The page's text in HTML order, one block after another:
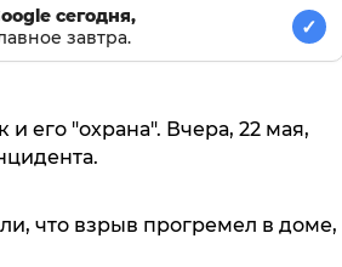
сегодня,
завтра.
✓
его "охрана". Вчера, 22 мая,
что взрыв прогремел в доме,